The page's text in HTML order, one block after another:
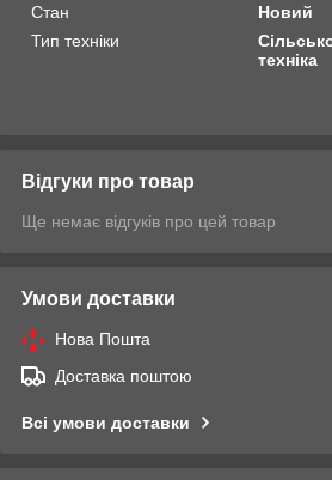
Стан
Новий
Тип техніки
техніка
Відгуки про товар
Ще немає відгуків про цей товар
Умови доставки
Нова Пошта
Доставка поштою
Всі умови доставки